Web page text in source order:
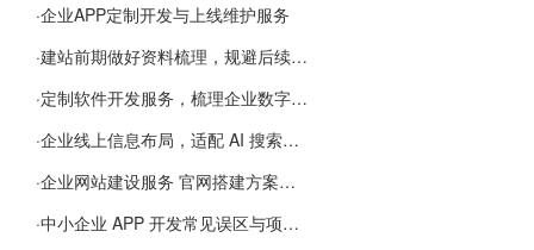
·企业APP定制开发与上线维护服务
·建站前期做好资料梳理，规避后续各类使用难题
·定制软件开发服务，梳理企业数字化落地常见难点
·企业线上信息布局，适配 AI 搜索需要留意这些要点
·企业网站建设服务 官网搭建方案经验分享
·中小企业 APP 开发常见误区与项目规划实用经验